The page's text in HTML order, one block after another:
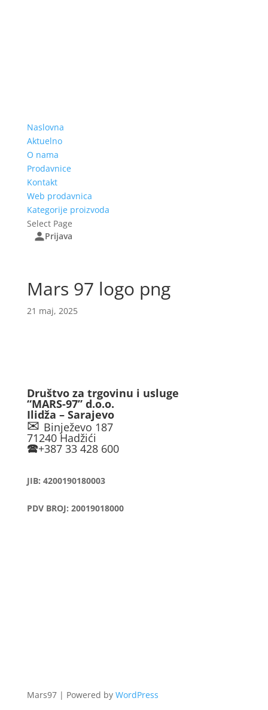
Naslovna
Aktuelno
O nama
Prodavnice
Kontakt
Web prodavnica
Kategorije proizvoda
Select Page
Prijava
Mars 97 logo png
21 maj, 2025
Društvo za trgovinu i usluge
“MARS-97” d.o.o.
Ilidža – Sarajevo
✉Binježevo 187
71240 Hadžići
🕿+387 33 428 600
JIB: 4200190180003
PDV BROJ: 20019018000
Mars97 | Powered by WordPress